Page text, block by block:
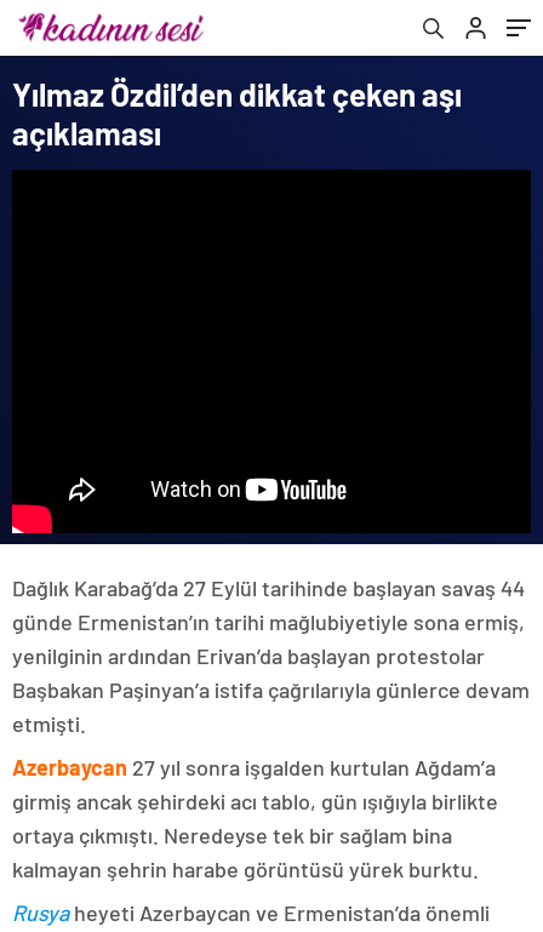
Yılmaz Özdil’den dikkat çeken aşı
açıklaması
Dağlık Karabağ’da 27 Eylül tarihinde başlayan savaş 44
günde Ermenistan’ın tarihi mağlubiyetiyle sona ermiş,
yenilginin ardından Erivan’da başlayan protestolar
Başbakan Paşinyan’a istifa çağrılarıyla günlerce devam
etmişti.
Azerbaycan 27 yıl sonra işgalden kurtulan Ağdam’a
girmiş ancak şehirdeki acı tablo, gün ışığıyla birlikte
ortaya çıkmıştı. Neredeyse tek bir sağlam bina
kalmayan şehrin harabe görüntüsü yürek burktu.
Rusyaheyeti Azerbaycan ve Ermenistan’da önemli